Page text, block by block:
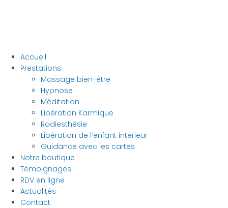
Accueil
Prestations
Massage bien-être
Hypnose
Méditation
Libération Karmique
Radiesthésie
Libération de l’enfant intérieur
Guidance avec les cartes
Notre boutique
Témoignages
RDV en ligne
Actualités
Contact